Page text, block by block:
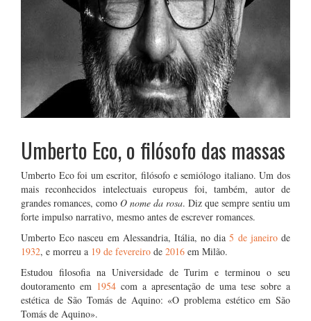
Umberto Eco, o filósofo das massas
Umberto Eco foi um escritor, filósofo e semiólogo italiano. Um dos
mais reconhecidos intelectuais europeus foi, também, autor de
grandes romances, como O nome da rosa. Diz que sempre sentiu um
forte impulso narrativo, mesmo antes de escrever romances.
Umberto Eco nasceu em Alessandria, Itália, no dia5 de janeirode
1932, e morreu a 19 de fevereiro de 2016 em Milão.
Estudou filosofia na Universidade de Turim e terminou o seu
doutoramento em 1954 com a apresentação de uma tese sobre a
estética de São Tomás de Aquino: «O problema estético em São
Tomás de Aquino».